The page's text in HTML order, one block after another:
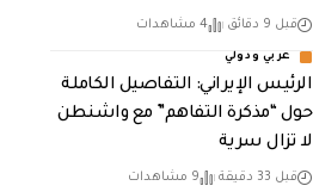
قبل 9 دقائق 4 مشاهدات
عربي ودولي
الرئيس الإيراني: التفاصيل الكاملة
حول “مذكرة التفاهم” مع واشنطن
لا تزال سرية
قبل 33 دقيقة 9 مشاهدات